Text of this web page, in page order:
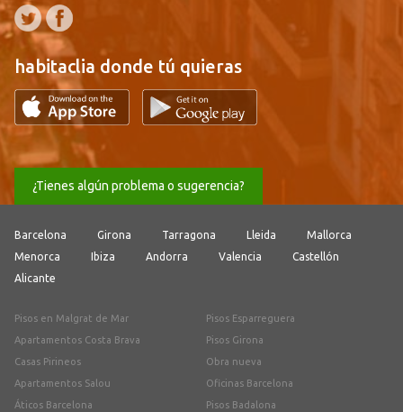
habitaclia donde tú quieras
¿Tienes algún problema o sugerencia?
Barcelona Girona Tarragona Lleida
Mallorca
Menorca
Ibiza Andorra Valencia
Castellón
Alicante
Pisos en Malgrat de Mar
Apartamentos Costa Brava
Casas Pirineos
Apartamentos Salou
Áticos Barcelona
Pisos Esparreguera
Pisos Girona
Obra nueva
Oficinas Barcelona
Pisos Badalona